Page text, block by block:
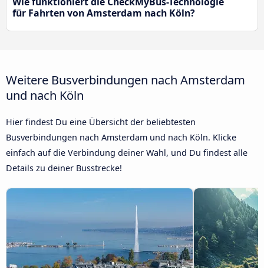
für Fahrten von Amsterdam nach Köln?
Weitere Busverbindungen nach Amsterdam
und nach Köln
Hier findest Du eine Übersicht der beliebtesten
Busverbindungen nach Amsterdam und nach Köln. Klicke
einfach auf die Verbindung deiner Wahl, und Du findest alle
Details zu deiner Busstrecke!